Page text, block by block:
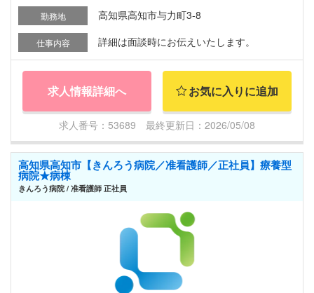
勤務地 高知県高知市与力町3-8
仕事内容 詳細は面談時にお伝えいたします。
求人情報詳細へ お気に入りに追加
求人番号：53689 最終更新日：2026/05/08
高知県高知市【きんろう病院／准看護師／正社員】療養型
病院★病棟
きんろう病院 / 准看護師 正社員